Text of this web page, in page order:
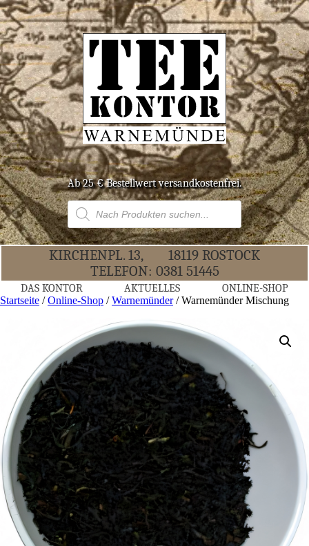
Ab 25 € Bestell­wert versandkostenfrei.
Products
search
KIR­CHEN­PL. 13,
18119 ROS­TOCK
TELE­FON: 0381 51445
DAS KON­TOR AKTU­EL­LES ONLINE-SHOP
Startseite /Online-Shop /Warnemünder/ War­ne­mün­der Mischung